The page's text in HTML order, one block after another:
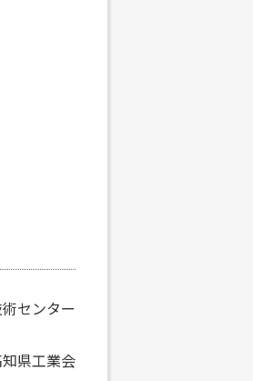
センター
業会